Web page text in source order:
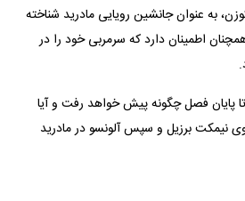
به عنوان جانشین رویایی مادرید شناخته
اطمینان دارد که سرمربی خود را در
تا پایان فصل چگونه پیش خواهد رفت و آیا
نیمکت برزیل و سپس آلونسو در مادرید